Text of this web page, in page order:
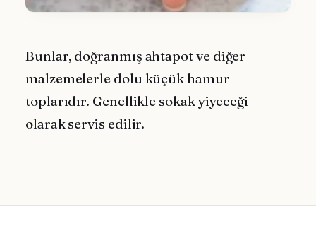
Bunlar, doğranmış ahtapot ve diğer
malzemelerle dolu küçük hamur
toplarıdır. Genellikle sokak yiyeceği
olarak servis edilir.